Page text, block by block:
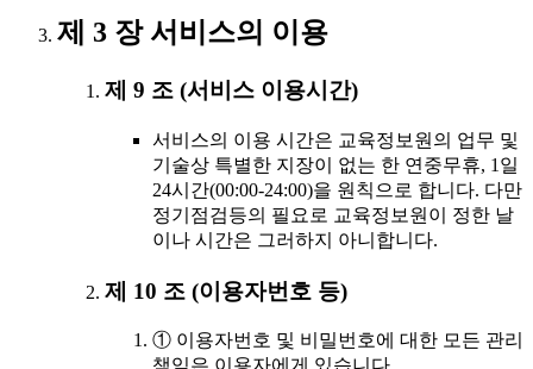
제 3 장 서비스의 이용
제 9 조 (서비스 이용시간)
서비스의 이용 시간은 교육정보원의 업무 및
기술상 특별한 지장이 없는 한 연중무휴, 1일
24시간(00:00-24:00)을 원칙으로 합니다. 다만
정기점검등의 필요로 교육정보원이 정한 날
이나 시간은 그러하지 아니합니다.
제 10 조 (이용자번호 등)
① 이용자번호 및 비밀번호에 대한 모든 관리